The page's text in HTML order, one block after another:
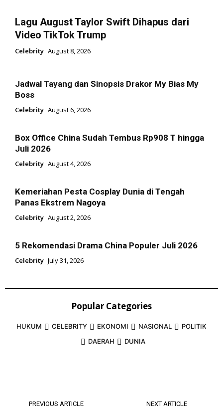
Lagu August Taylor Swift Dihapus dari
Video TikTok Trump
Celebrity August 8, 2026
Jadwal Tayang dan Sinopsis Drakor My Bias My
Boss
Celebrity August 6, 2026
Box Office China Sudah Tembus Rp908 T hingga
Juli 2026
Celebrity August 4, 2026
Kemeriahan Pesta Cosplay Dunia di Tengah
Panas Ekstrem Nagoya
Celebrity August 2, 2026
5 Rekomendasi Drama China Populer Juli 2026
Celebrity July 31, 2026
Popular Categories
HUKUM CELEBRITY EKONOMI NASIONAL
POLITIK
DAERAH
DUNIA
PREVIOUS ARTICLE NEXT ARTICLE